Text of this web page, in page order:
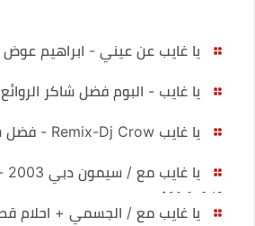
يا غايب عن عيني - ابراهيم عوض
يا غايب - البوم فضل شاكر الروائع
يا غايب Remix-Dj Crow - فضل شاكر
يا غايب مع / سيمون دبي 2003 - فضل شاكر
6:48 دقيقة ]